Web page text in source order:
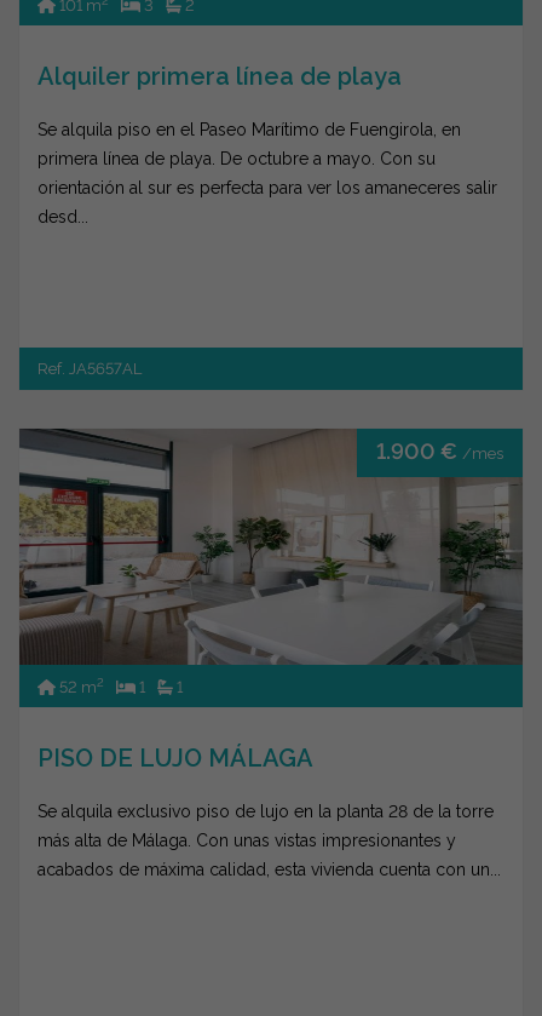
101 m 3 2
Alquiler primera línea de playa
Se alquila piso en el Paseo Marítimo de Fuengirola, en
primera línea de playa. De octubre a mayo. Con su
orientación al sur es perfecta para ver los amaneceres salir
desd...
Ref. JA5657AL
1.900 € /mes
52 m2 1 1
PISO DE LUJO MÁLAGA
Se alquila exclusivo piso de lujo en la planta 28 de la torre
más alta de Málaga. Con unas vistas impresionantes y
acabados de máxima calidad, esta vivienda cuenta con un...